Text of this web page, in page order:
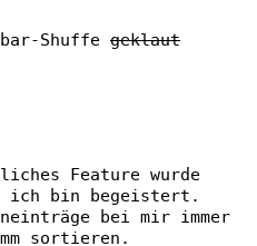
Shuffe geklaut
Feature wurde
ich bin begeistert.
bei mir immer
sortieren.